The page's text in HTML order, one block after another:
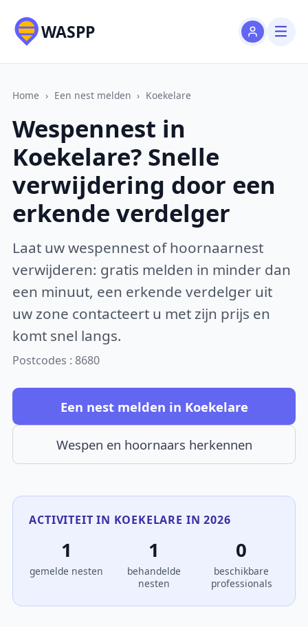
WASPP
Home › Een nest melden › Koekelare
Wespennest in
Koekelare? Snelle
verwijdering door een
erkende verdelger
Laat uw wespennest of hoornaarnest
verwijderen: gratis melden in minder dan
een minuut, een erkende verdelger uit
uw zone contacteert u met zijn prijs en
komt snel langs.
Postcodes : 8680
Een nest melden in Koekelare
Wespen en hoornaars herkennen
ACTIVITEIT IN KOEKELARE IN 2026
1
gemelde nesten
1
behandelde
nesten
0
beschikbare
professionals